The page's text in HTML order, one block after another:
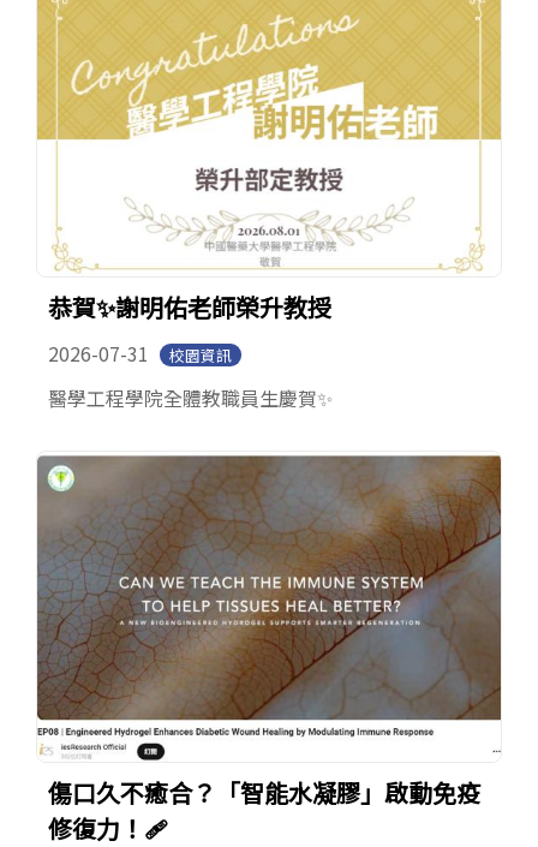
恭賀✨謝明佑老師榮升教授
2026-07-31 校園資訊
醫學工程學院全體教職員生慶賀✨
傷口久不癒合？「智能水凝膠」啟動免疫
修復力！🩹